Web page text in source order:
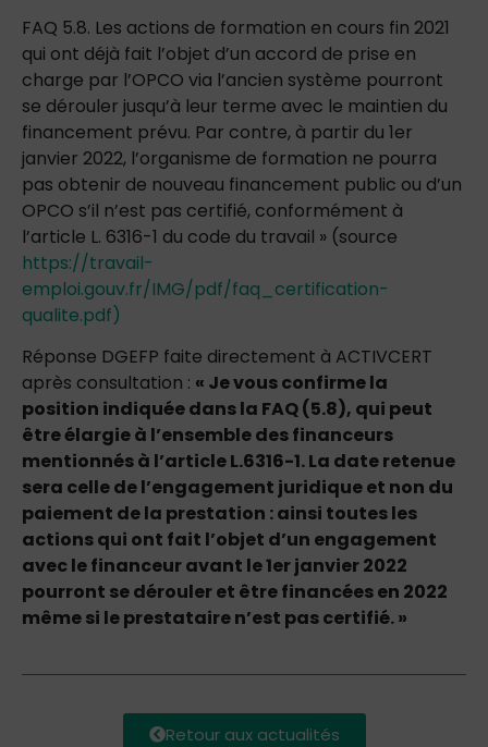
FAQ 5.8. Les actions de formation en cours fin 2021
qui ont déjà fait l’objet d’un accord de prise en
charge par l’OPCO via l’ancien système pourront
se dérouler jusqu’à leur terme avec le maintien du
financement prévu. Par contre, à partir du 1er
janvier 2022, l’organisme de formation ne pourra
pas obtenir de nouveau financement public ou d’un
OPCO s’il n’est pas certifié, conformément à
l’article L. 6316-1 du code du travail » (source
https://travail-
emploi.gouv.fr/IMG/pdf/faq_certification-
qualite.pdf)
Réponse DGEFP faite directement à ACTIVCERT
après consultation : « Je vous confirme la
position indiquée dans la FAQ (5.8), qui peut
être élargie à l’ensemble des financeurs
mentionnés à l’article L.6316-1. La date retenue
sera celle de l’engagement juridique et non du
paiement de la prestation : ainsi toutes les
actions qui ont fait l’objet d’un engagement
avec le financeur avant le 1er janvier 2022
pourront se dérouler et être financées en 2022
même si le prestataire n’est pas certifié. »
Retour aux actualités